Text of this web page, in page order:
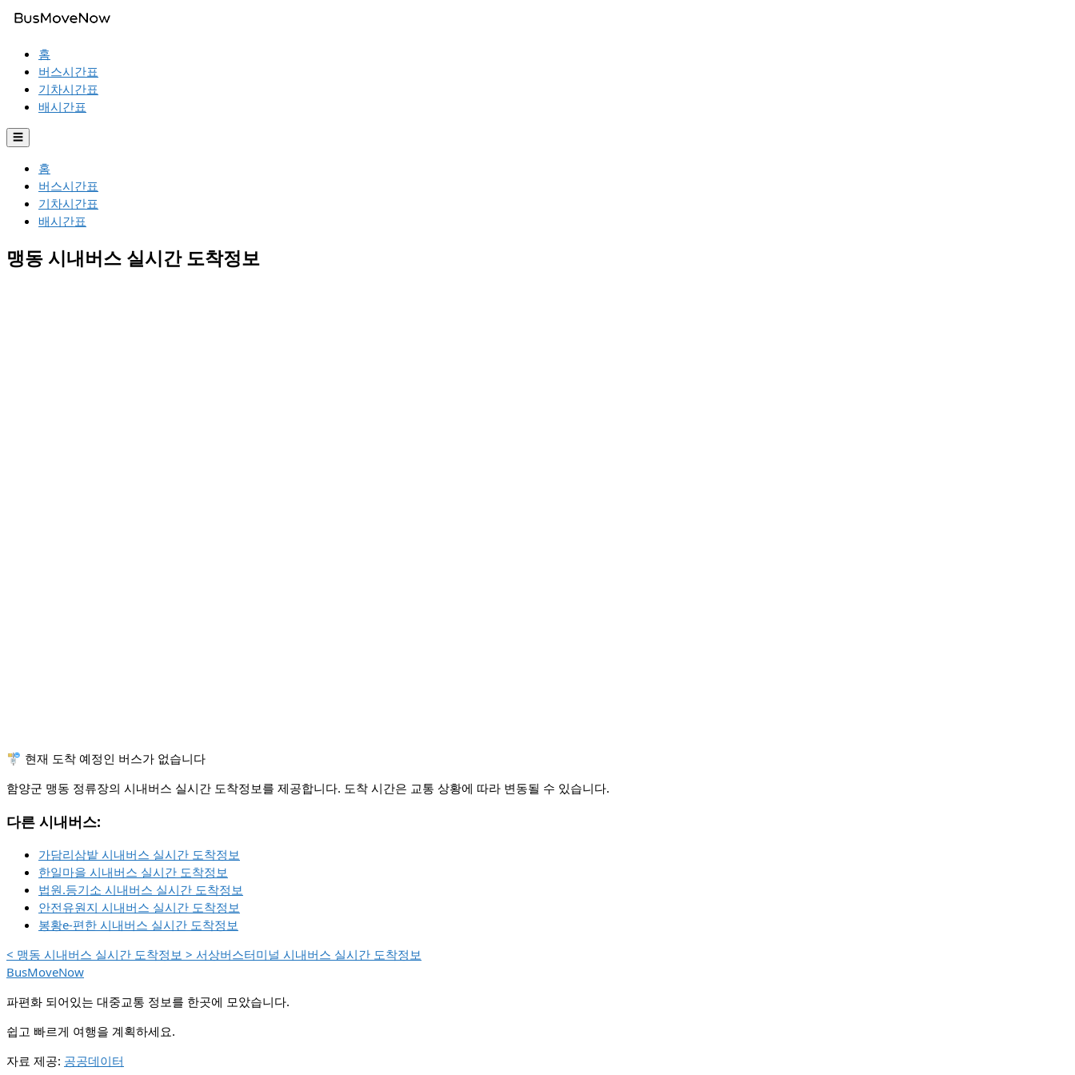
홈
버스시간표
기차시간표
배시간표
☰
홈
버스시간표
기차시간표
배시간표
맹동 시내버스 실시간 도착정보
🚏 현재 도착 예정인 버스가 없습니다
함양군 맹동 정류장의 시내버스 실시간 도착정보를 제공합니다. 도착 시간은 교통 상황에 따라 변동될 수 있습니다.
다른 시내버스:
가담리삼밭 시내버스 실시간 도착정보
한일마을 시내버스 실시간 도착정보
법원.등기소 시내버스 실시간 도착정보
안전유원지 시내버스 실시간 도착정보
봉황e-편한 시내버스 실시간 도착정보
< 맹동 시내버스 실시간 도착정보 > 서상버스터미널 시내버스 실시간 도착정보
BusMoveNow
파편화 되어있는 대중교통 정보를 한곳에 모았습니다.
쉽고 빠르게 여행을 계획하세요.
자료 제공: 공공데이터